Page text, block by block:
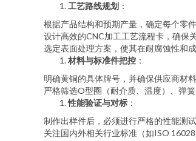
工艺路线规划 ：
根据产品结构和预期产量，确定每个零
设计高效的CNC加工工艺流程卡，确保
选定表面处理方案，使其在耐腐蚀性和成
材料与标准件把控 ：
明确黄铜的具体牌号，并确保供应商材料
严格筛选O型圈（耐介质、温度）、弹
性能验证与对标 ：
制作出样件后，必须进行严格的性能测
关注国内外相关行业标准（如ISO